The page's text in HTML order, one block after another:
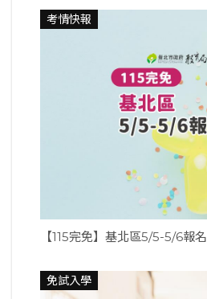
考情快報
【115完免】基北區5/5-5/6報名
免試入學